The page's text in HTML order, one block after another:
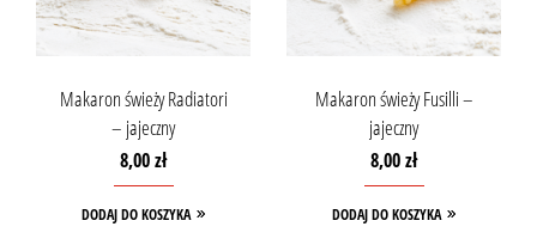
Makaron świeży Radiatori
– jajeczny
8,00zł
DODAJ DO KOSZYKA
Makaron świeży Fusilli –
jajeczny
8,00zł
DODAJ DO KOSZYKA